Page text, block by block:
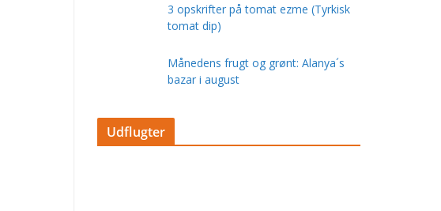
3 opskrifter på tomat ezme (Tyrkisk
tomat dip)
Månedens frugt og grønt: Alanya´s
bazar i august
Udflugter